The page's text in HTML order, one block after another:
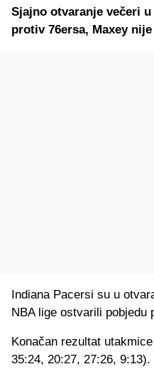
Sjajno otvaranje večeri
protiv 76ersa, Maxey
Indiana Pacersi su u
NBA lige ostvarili pobjedu
Konačan rezultat
35:24, 20:27, 27:26, 9:13).